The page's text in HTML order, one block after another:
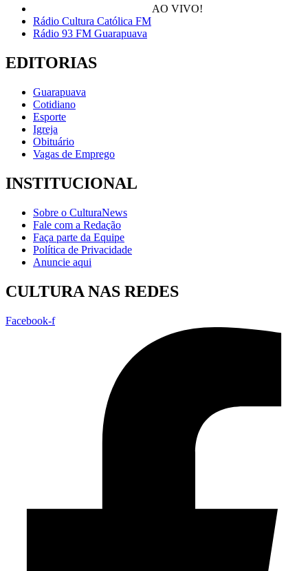
AO VIVO!
Rádio Cultura Católica FM
Rádio 93 FM Guarapuava
EDITORIAS
Guarapuava
Cotidiano
Esporte
Igreja
Obituário
Vagas de Emprego
INSTITUCIONAL
Sobre o CulturaNews
Fale com a Redação
Faça parte da Equipe
Política de Privacidade
Anuncie aqui
CULTURA NAS REDES
Facebook-f